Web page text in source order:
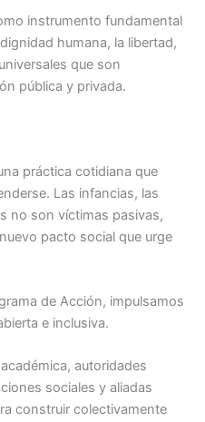
instrumento fundamental
humana, la libertad,
que son
pública y privada.
práctica cotidiana que
Las infancias, las
no son víctimas pasivas,
pacto social que urge
de Acción, impulsamos
e inclusiva.
autoridades
sociales y aliadas
construir colectivamente